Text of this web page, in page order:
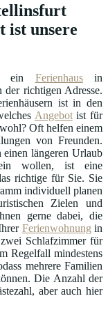
ist unsere
ein Ferienhausin
richtigen Adresse.
ist in den
Angebotist für
Oft helfen einem
von Freunden.
längeren Urlaub
wollen, ist eine
richtige für Sie. Sie
individuell planen
Zielen und
gerne dabei, die
Ferienwohnung in
Schlafzimmer für
Regelfall mindestens
mehrere Familien
Die Anzahl der
aber auch hier